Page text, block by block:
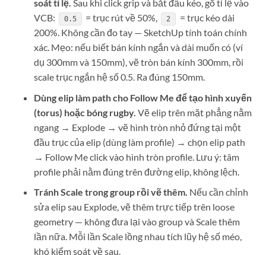
soát tỉ lệ. Sau khi click grip và bắt đầu kéo, gõ tỉ lệ vào
VCB:
0.5 = trục rút về 50%, 2
= trục kéo dài
200%. Không cần đo tay — SketchUp tính toán chính
xác. Mẹo: nếu biết bán kính ngắn và dài muốn có (ví
dụ 300mm và 150mm), vẽ tròn bán kính 300mm, rồi
scale trục ngắn hệ số 0.5. Ra đúng 150mm.
Dùng elip làm path cho Follow Me để tạo hình xuyến
(torus) hoặc bóng rugby. Vẽ elip trên mặt phẳng nằm
ngang → Explode → vẽ hình tròn nhỏ đứng tại một
đầu trục của elip (dùng làm profile) → chọn elip path
→ Follow Me click vào hình tròn profile. Lưu ý: tâm
profile phải nằm đúng trên đường elip, không lệch.
Tránh Scale trong group rồi vẽ thêm. Nếu cần chỉnh
sửa elip sau Explode, vẽ thêm trực tiếp trên loose
geometry — không đưa lại vào group và Scale thêm
lần nữa. Mỗi lần Scale lồng nhau tích lũy hệ số méo,
khó kiểm soát về sau.